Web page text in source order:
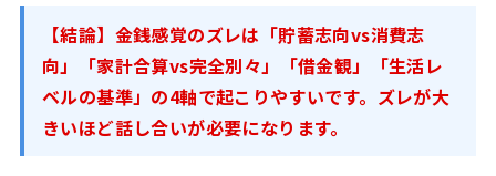
【結論】金銭感覚のズレは「貯蓄志向vs消費志
向」「家計合算vs完全別々」「借金観」「生活レ
ベルの基準」の4軸で起こりやすいです。ズレが大
きいほど話し合いが必要になります。